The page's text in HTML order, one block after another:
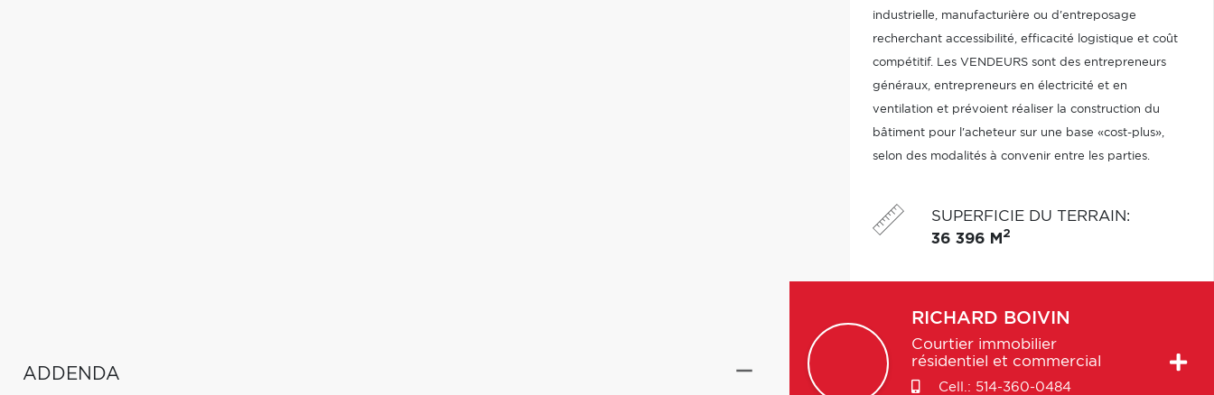
industrielle, manufacturière ou d'entreposage
recherchant accessibilité, efficacité logistique et coût
compétitif. Les VENDEURS sont des entrepreneurs
généraux, entrepreneurs en électricité et en
ventilation et prévoient réaliser la construction du
bâtiment pour l'acheteur sur une base «cost-plus»,
selon des modalités à convenir entre les parties.
encadrement étroit du projet.
SUPERFICIE DU TERRAIN:
36 396 M 2
ADDENDA
RICHARD BOIVIN
Courtier immobilier
résidentiel et commercial
Cell.: 514-360-0484